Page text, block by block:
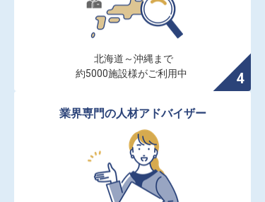
北海道～沖縄まで
約5000施設様がご利用中
業界専門の人材アドバイザー